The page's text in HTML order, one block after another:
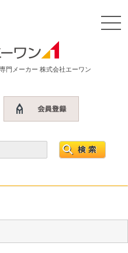
門メーカー 株式会社エーワン